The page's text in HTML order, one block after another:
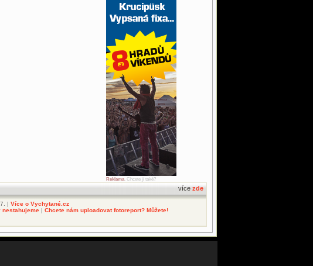
Reklama. Chcete ji také?
více zde
| Více o Vychytané.cz
nestahujeme | Chcete nám uploadovat fotoreport? Můžete!